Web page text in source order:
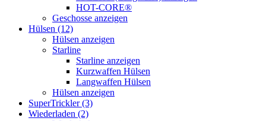
HOT-CORE®
Geschosse anzeigen
Hülsen (12)
Hülsen anzeigen
Starline
Starline anzeigen
Kurzwaffen Hülsen
Langwaffen Hülsen
Hülsen anzeigen
SuperTrickler (3)
Wiederladen (2)